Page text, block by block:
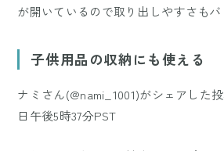
が開いているので取り出しやすさもバ
子供用品の収納にも使える
ナミさん(@nami_1001)がシェアした
日午後5時37分PST